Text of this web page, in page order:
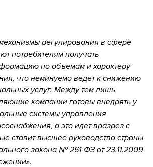
регулирования в сфере
потребителям получать
по объемам и характеру
что неминуемо ведет к снижению
услуг. Между тем лишь
компании готовы внедрять у
системы управления
а это идет вразрез с
ставит высшее руководство страны
закона № 261-ФЗ от 23.11.2009